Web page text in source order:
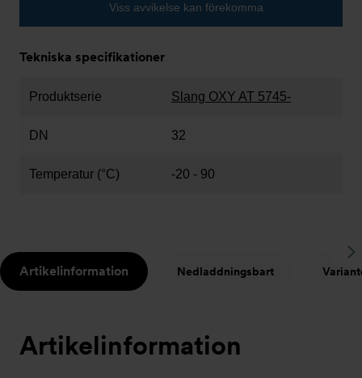
Viss avvikelse kan förekomma
Tekniska specifikationer
Produktserie Slang OXY AT 5745-
DN 32
Temperatur (°C) -20 - 90
Artikelinformation Nedladdningsbart
Artikelinformation